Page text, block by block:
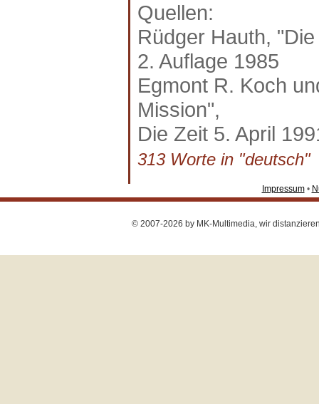
Quellen:
Rüdger Hauth,
2. Auflage 1985
Egmont R. Koch
Mission",
Die Zeit 5. April
313 Worte in
Impressum•
© 2007-2026 by MK-Multimedia, wir